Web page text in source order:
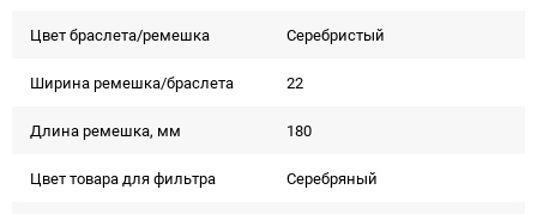
Цвет браслета/ремешка Серебристый
Ширина ремешка/браслета 22
Длина ремешка, мм 180
Цвет товара для фильтра Серебряный